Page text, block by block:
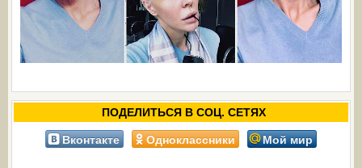
ПОДЕЛИТЬСЯ В СОЦ. СЕТЯХ
Вконтакте Одноклассники Мой мир